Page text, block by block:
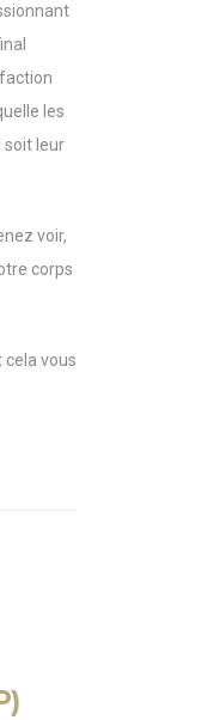
les
soit leur
voir,
corps
cela vous